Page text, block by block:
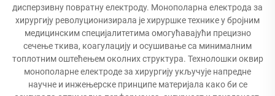
дисперзивну повратну електроду. Монополарна електрода за
хирургију револуционизирала је хируршке технике у бројним
медицинским специјалитетима омогућавајући прецизно
сечење ткива, коагулацију и осушивање са минималним
топлотним оштећењем околних структура. Технолошки оквир
монополарне електроде за хирургију укључује напредне
научне и инжењерске принципе материјала како би се